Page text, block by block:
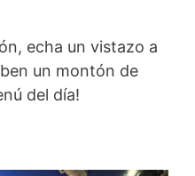
echa un vistazo a
un montón de
del día!